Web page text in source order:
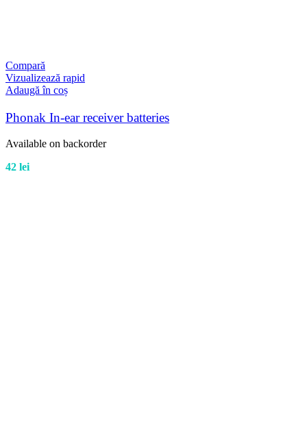
Compară
Vizualizează rapid
Adaugă în coș
Phonak In-ear receiver batteries
Available on backorder
42 lei